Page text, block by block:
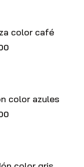
color café
color azules